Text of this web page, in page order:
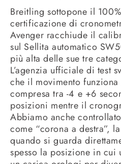
Breitling sottopone il
certificazione di
Avenger racchiude il
sul Sellita automatico
più alta delle sue tre
L’agenzia ufficiale di test
che il movimento funziona
compresa tra -4 e +6
posizioni mentre il
Abbiamo anche
come “corona a destra”,
quando si guarda
spesso la posizione in